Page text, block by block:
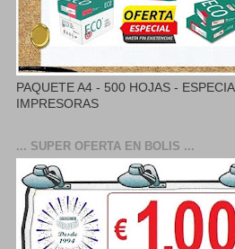
PAQUETE A4 - 500 HOJAS -
IMPRESORAS
... SUPER OFERTA EN BOLIS ...